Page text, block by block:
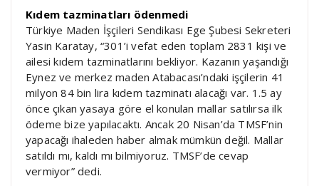
Kıdem tazminatları ödenmedi
Türkiye Maden İşçileri Sendikası Ege Şubesi Sekreteri
Yasin Karatay, “301’i vefat eden toplam 2831 kişi ve
ailesi kıdem tazminatlarını bekliyor. Kazanın yaşandığı
Eynez ve merkez maden Atabacası’ndaki işçilerin 41
milyon 84 bin lira kıdem tazminatı alacağı var. 1.5 ay
önce çıkan yasaya göre el konulan mallar satılırsa ilk
ödeme bize yapılacaktı. Ancak 20 Nisan’da TMSF’nin
yapacağı ihaleden haber almak mümkün değil. Mallar
satıldı mı, kaldı mı bilmiyoruz. TMSF’de cevap
vermiyor” dedi.